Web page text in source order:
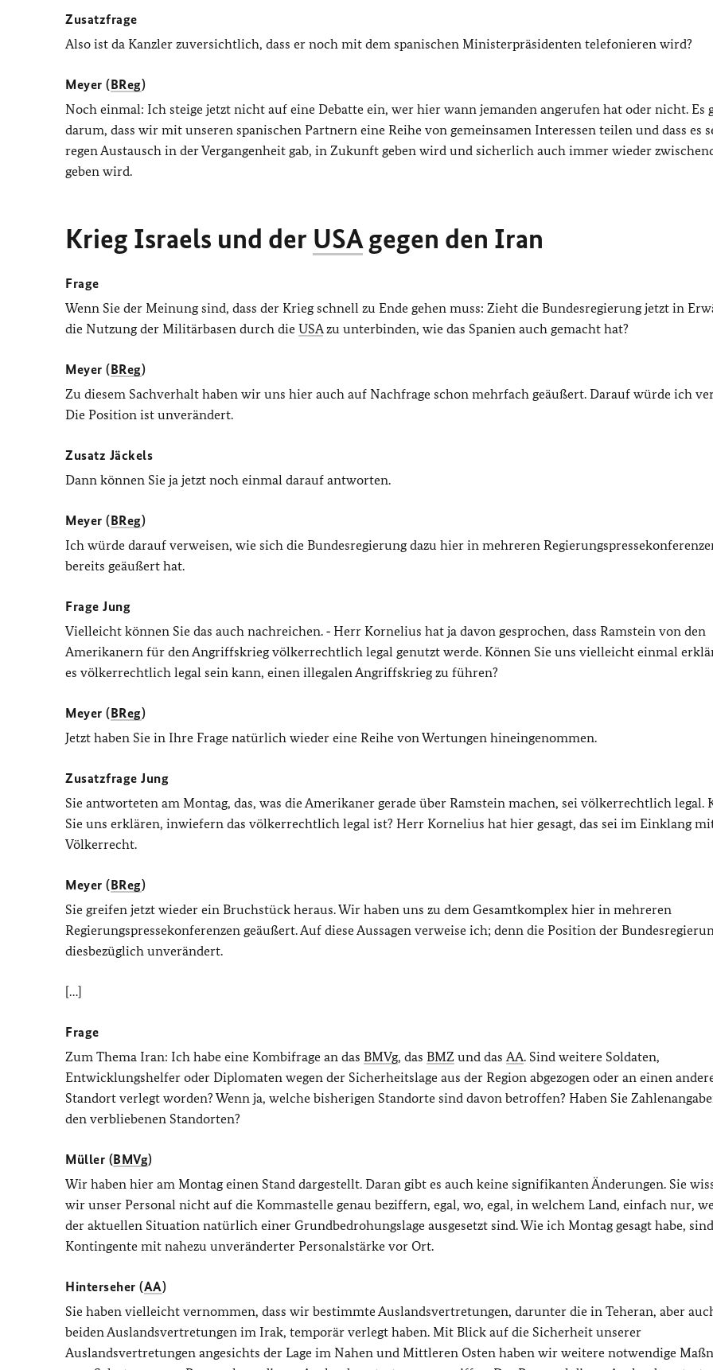
Zusatzfrage
Also ist da Kanzler zuversichtlich, dass er noch mit dem spanischen Ministerpräsidenten telefonieren wird?
Meyer (BReg)
Noch einmal: Ich steige jetzt nicht auf eine Debatte ein, wer hier wann jemanden angerufen hat oder nicht. Es
darum, dass wir mit unseren spanischen Partnern eine Reihe von gemeinsamen Interessen teilen und dass es
regen Austausch in der Vergangenheit gab, in Zukunft geben wird und sicherlich auch immer wieder
geben wird.
Krieg Israels und der USAgegen den Iran
Frage
Wenn Sie der Meinung sind, dass der Krieg schnell zu Ende gehen muss: Zieht die Bundesregierung jetzt in
die Nutzung der Militärbasen durch die USAzu unterbinden, wie das Spanien auch gemacht hat?
Meyer (BReg)
Zu diesem Sachverhalt haben wir uns hier auch auf Nachfrage schon mehrfach geäußert. Darauf würde ich
Die Position ist unverändert.
Zusatz Jäckels
Dann können Sie ja jetzt noch einmal darauf antworten.
Meyer (BReg)
Ich würde darauf verweisen, wie sich die Bundesregierung dazu hier in mehreren
bereits geäußert hat.
Frage Jung
Vielleicht können Sie das auch nachreichen. ‑ Herr Kornelius hat ja davon gesprochen, dass Ramstein von den
Amerikanern für den Angriffskrieg völkerrechtlich legal genutzt werde. Können Sie uns vielleicht einmal
es völkerrechtlich legal sein kann, einen illegalen Angriffskrieg zu führen?
Meyer (BReg)
Jetzt haben Sie in Ihre Frage natürlich wieder eine Reihe von Wertungen hineingenommen.
Zusatzfrage Jung
Sie antworteten am Montag, das, was die Amerikaner gerade über Ramstein machen, sei völkerrechtlich legal.
Sie uns erklären, inwiefern das völkerrechtlich legal ist? Herr Kornelius hat hier gesagt, das sei im Einklang
Völkerrecht.
Meyer (BReg)
Sie greifen jetzt wieder ein Bruchstück heraus. Wir haben uns zu dem Gesamtkomplex hier in mehreren
Regierungspressekonferenzen geäußert. Auf diese Aussagen verweise ich; denn die Position der
diesbezüglich unverändert.
[…]
Frage
Zum Thema Iran: Ich habe eine Kombifrage an das BMVg, das BMZ und das AA. Sind weitere Soldaten,
Entwicklungshelfer oder Diplomaten wegen der Sicherheitslage aus der Region abgezogen oder an einen
Standort verlegt worden? Wenn ja, welche bisherigen Standorte sind davon betroffen? Haben Sie
den verbliebenen Standorten?
Müller (BMVg)
Wir haben hier am Montag einen Stand dargestellt. Daran gibt es auch keine signifikanten Änderungen. Sie
wir unser Personal nicht auf die Kommastelle genau beziffern, egal, wo, egal, in welchem Land, einfach nur,
der aktuellen Situation natürlich einer Grundbedrohungslage ausgesetzt sind. Wie ich Montag gesagt habe,
Kontingente mit nahezu unveränderter Personalstärke vor Ort.
Hinterseher (AA)
Sie haben vielleicht vernommen, dass wir bestimmte Auslandsvertretungen, darunter die in Teheran, aber
beiden Auslandsvertretungen im Irak, temporär verlegt haben. Mit Blick auf die Sicherheit unserer
Auslandsvertretungen angesichts der Lage im Nahen und Mittleren Osten haben wir weitere notwendige